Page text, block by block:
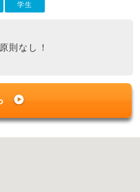
学生
則なし！